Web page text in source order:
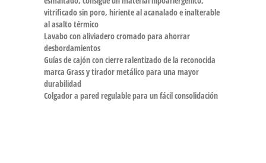
vitrificado sin poro, hiriente al acanalado e inalterable
al asalto térmico
Lavabo con aliviadero cromado para ahorrar
desbordamientos
Guías de cajón con cierre ralentizado de la reconocida
marca Grass y tirador metálico para una mayor
durabilidad
Colgador a pared regulable para un fácil consolidación